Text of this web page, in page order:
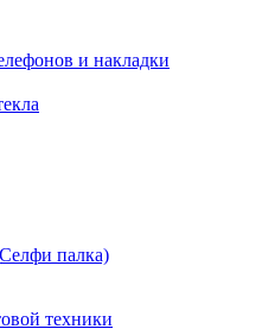
и накладки
палка)
техники